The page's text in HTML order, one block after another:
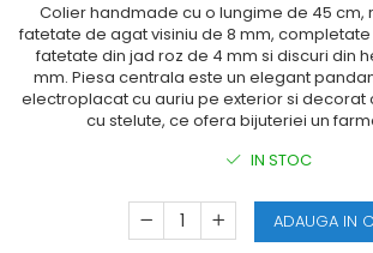
Colier handmade cu o lungime de 45 cm,
fatetate de agat visiniu de 8 mm,
fatetate din jad roz de 4 mm si discuri din
mm. Piesa centrala este un elegant
electroplacat cu auriu pe exterior si decorat
cu stelute, ce ofera bijuteriei un
IN STOC
ADAUGA IN